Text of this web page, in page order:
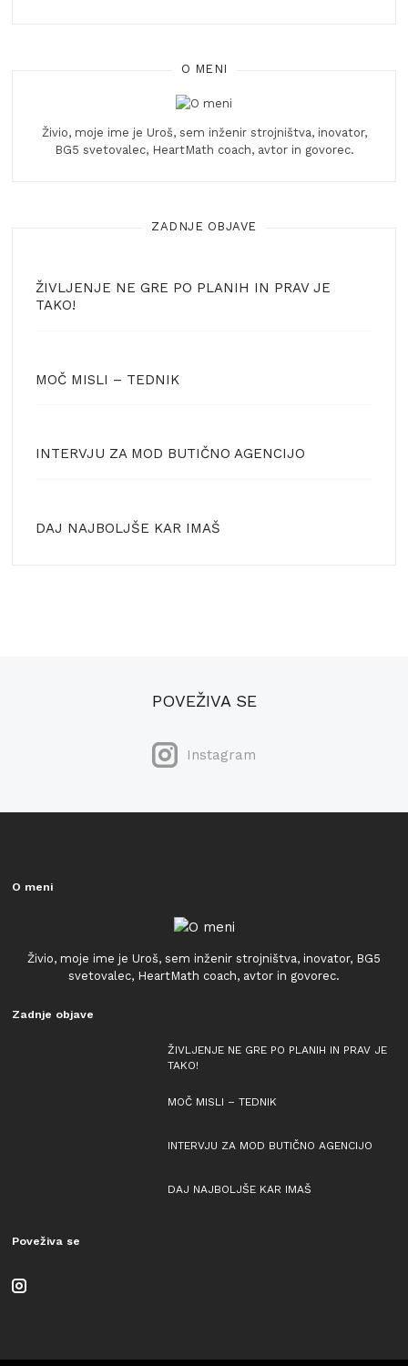
O MENI
Živio, moje ime je Uroš, sem inženir strojništva, inovator,
BG5 svetovalec, HeartMath coach, avtor in govorec.
ZADNJE OBJAVE
ŽIVLJENJE NE GRE PO PLANIH IN PRAV JE
TAKO!
MOČ MISLI – TEDNIK
INTERVJU ZA MOD BUTIČNO AGENCIJO
DAJ NAJBOLJŠE KAR IMAŠ
POVEŽIVA SE
Instagram
O meni
Živio, moje ime je Uroš, sem inženir strojništva, inovator, BG5
svetovalec, HeartMath coach, avtor in govorec.
Zadnje objave
ŽIVLJENJE NE GRE PO PLANIH IN PRAV JE
TAKO!
MOČ MISLI – TEDNIK
INTERVJU ZA MOD BUTIČNO AGENCIJO
DAJ NAJBOLJŠE KAR IMAŠ
Poveživa se